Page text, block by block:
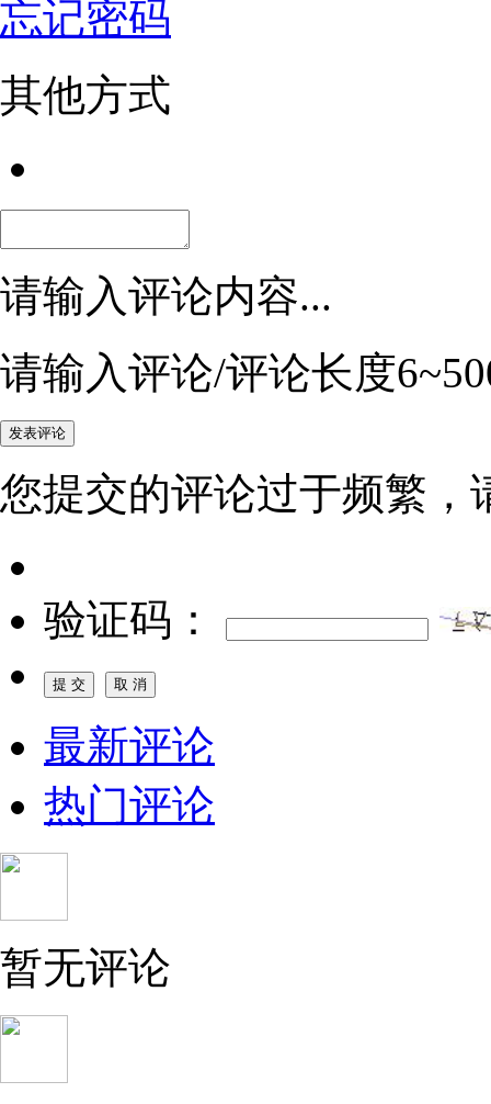
忘记密码
其他方式
请输入评论内容...
请输入评论/评论长度
您提交的评论过于频繁，
验证码：
最新评论
热门评论
暂无评论